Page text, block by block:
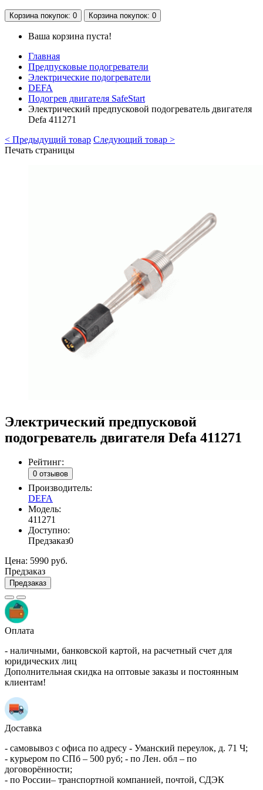
Корзина покупок: 0 Корзина покупок: 0
Ваша корзина пуста!
Главная
Предпусковые подогреватели
Электрические подогреватели
DEFA
Подогрев двигателя SafeStart
Электрический предпусковой подогреватель двигателя
Defa 411271
< Предыдущий товар Следующий товар >
Печать страницы
Электрический предпусковой
подогреватель двигателя Defa 411271
Рейтинг:
0 отзывов
Производитель:
DEFA
Модель:
411271
Доступно:
Предзаказ0
Цена: 5990 руб.
Предзаказ
Предзаказ
Оплата
- наличными, банковской картой, на расчетный счет для
юридических лиц
Дополнительная скидка на оптовые заказы и постоянным
клиентам!
Доставка
- самовывоз с офиса по адресу - Уманский переулок, д. 71 Ч;
- курьером по СПб – 500 руб; - по Лен. обл – по
договорённости;
- по России– транспортной компанией, почтой, СДЭК